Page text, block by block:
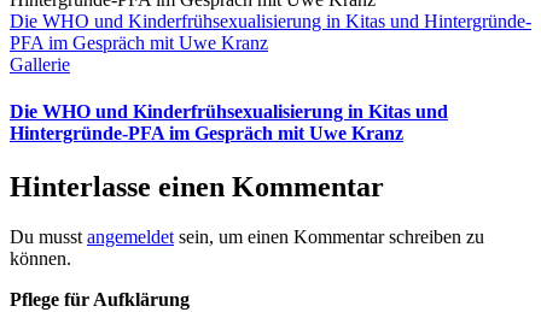
Die WHO und Kinderfrühsexualisierung in Kitas und Hintergründe-
PFA im Gespräch mit Uwe Kranz
Gallerie
Die WHO und Kinderfrühsexualisierung in Kitas und
Hintergründe-PFA im Gespräch mit Uwe Kranz
Hinterlasse einen Kommentar
Du musstangemeldetsein, um einen Kommentar schreiben zu
können.
Pflege für Aufklärung